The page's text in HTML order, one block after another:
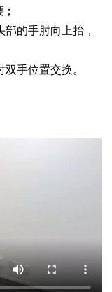
的手肘向上抬，
手位置交换。